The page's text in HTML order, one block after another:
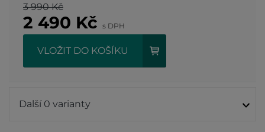
3 990 Kč
2 490 Kč s DPH
VLOŽIT DO KOŠÍKU
Další 0 varianty